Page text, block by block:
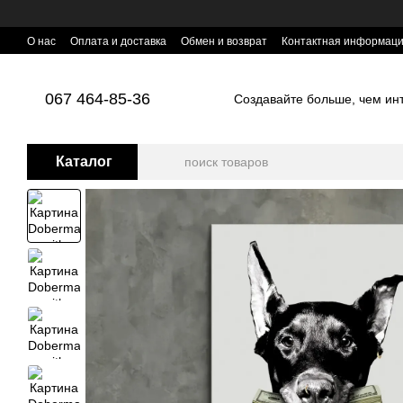
О нас Оплата и доставка Обмен и возврат Контактная
067 464-85-36 Создавайте больше, чем
Каталог